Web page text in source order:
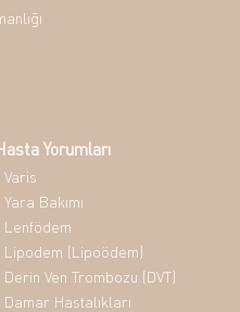
Yorumları
Varis
Yara Bakımı
Lenfödem
Lipodem (Lipoödem)
Derin Ven Trombozu (DVT)
Damar Hastalıkları